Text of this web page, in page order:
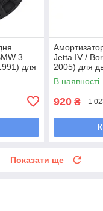
3
для
Jetta IV /
2005) для
В наявності
920 ₴ 1
Показати ще